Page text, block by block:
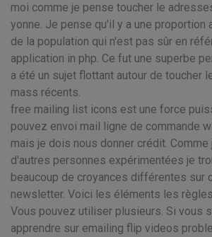
moi comme je pense toucher le
yonne. Je pense qu'il y a une proportion
de la population qui n'est pas sûr en
application in php. Ce fut une superbe
a été un sujet flottant autour de toucher
mass récents.
free mailing list icons est une force
pouvez envoi mail ligne de commande
mais je dois nous donner crédit.
d'autres personnes expérimentées je
beaucoup de croyances différentes sur
newsletter. Voici les éléments les
Vous pouvez utiliser plusieurs. Si vous
apprendre sur emailing flip videos